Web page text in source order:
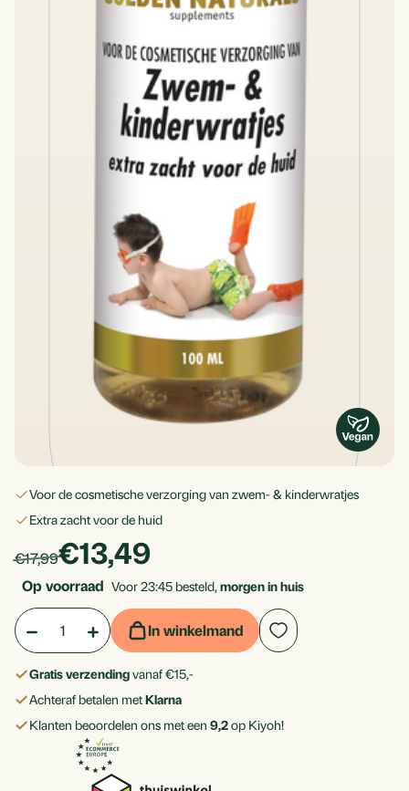
voor de cosmetische verzorging van zwem- & kinderwratjes
extra zacht voor de huid
Per
stuk
products.price_default:
€17,99€13,49
Op voorraad Voor 23:45 besteld,morgen in huis
Aantal:
Hoeveelheid
verlagen
van
Zwem-
&
kinderwratjes
Hoeveelheid
verhogen
van
Zwem-
&
kinderwratjes
In winkelmand
Gratis verzendingvanaf €15,-
Achteraf betalen metKlarna
Klanten beoordelen ons met een 9,2op Kiyoh!